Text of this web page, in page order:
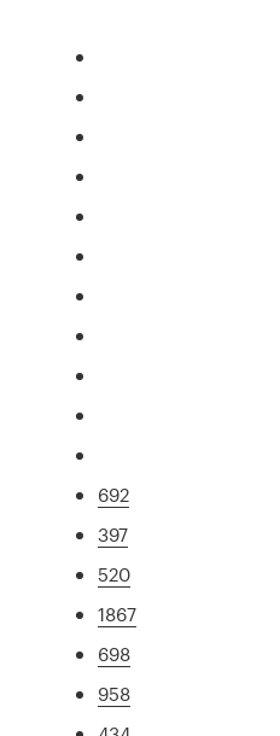
692
397
520
1867
698
958